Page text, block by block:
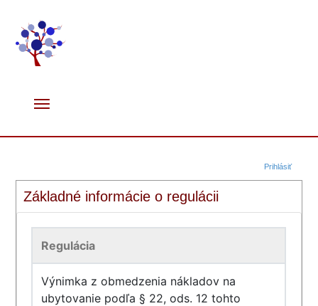
Prihlásiť
Základné informácie o regulácii
Regulácia
Výnimka z obmedzenia nákladov na
ubytovanie podľa § 22, ods. 12 tohto